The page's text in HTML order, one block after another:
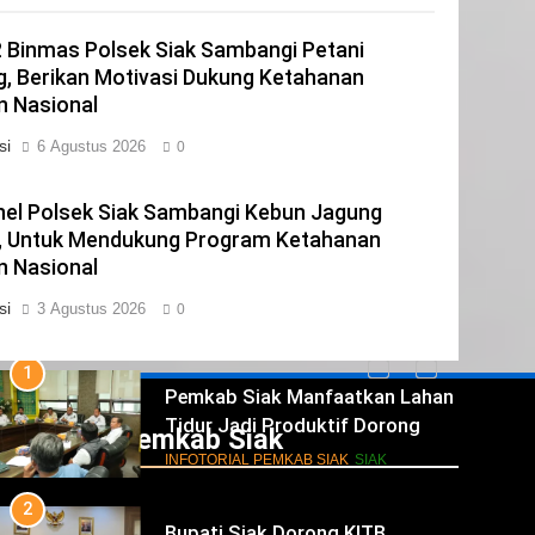
Binmas Polsek Siak Sambangi Petani
Berikan Motivasi Dukung Ketahanan
Nasional
6 Agustus 2026 0
Polsek Siak Sambangi Kebun Jagung
Untuk Mendukung Program Ketahanan
Nasional
3 Agustus 2026 0
Pemkab Siak
bersama Gubernur Riau
INFOTORIAL PEMKAB SIAK
81
Rasulullah Suri Tauladan Umat
1
PAD dan Kesejahteraan Warga
2
Bupati Siak Dorong KITB
Kembali Jadi PSN dan
Revitalisasi Istana Kesultanan
INFOTORIAL PEMKAB SIAK SIAK
3